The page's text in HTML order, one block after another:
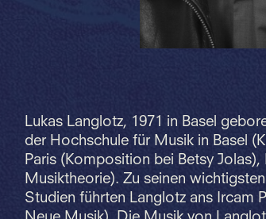
Lukas Langlotz, 1971 in Basel
der Hochschule für Musik in Basel
Paris (Komposition bei Betsy
Musiktheorie). Zu seinen
Studien führten Langlotz ans Ircam